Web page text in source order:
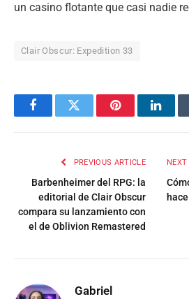
un casino flotante que casi nadie
Clair Obscur: Expedition 33
FacebookTwitter Pinterest
PREVIOUS ARTICLE
Barbenheimer del RPG: la
editorial de Clair Obscur
compara su lanzamiento con
el de Oblivion Remastered
Gabriel